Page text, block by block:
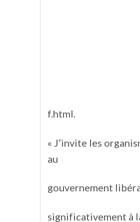
f.html.
« J’invite les
au
gouvernement
significativement à